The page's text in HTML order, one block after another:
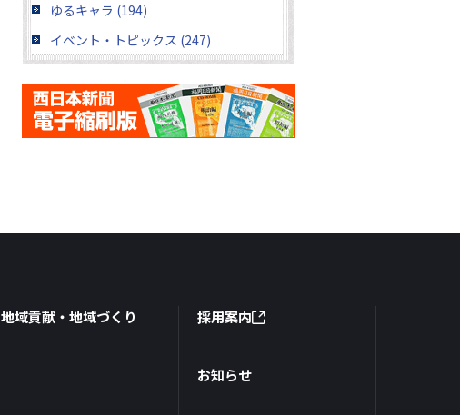
ゆるキャラ (194)
イベント・トピックス (247)
地域貢献・地域づくり 採用案内
お知らせ